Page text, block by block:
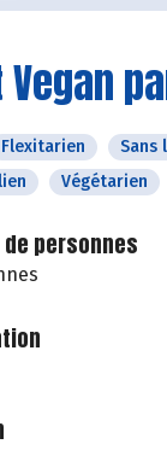
Flexitarien Sans
Végétarien
de personnes